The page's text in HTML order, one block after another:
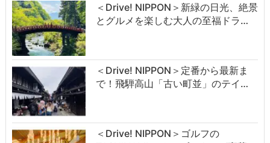
＜Drive! NIPPON＞新緑の日光、絶景
とグルメを楽しむ大人の至福ドラ…
＜Drive! NIPPON＞定番から最新ま
で！飛騨高山「古い町並」のテイ…
＜Drive! NIPPON＞ゴルフの